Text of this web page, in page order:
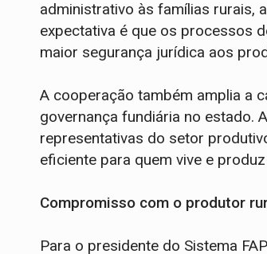
administrativo às famílias rurais,
expectativa é que os processos
maior segurança jurídica aos
A cooperação também amplia a
governança fundiária no estado.
representativas do setor
eficiente para quem vive e
Compromisso com o produtor
Para o presidente do Sistema